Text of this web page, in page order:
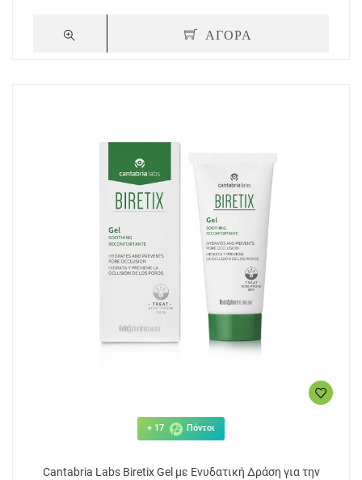
ΑΓΟΡΑ
+ 17 Πόντοι
Cantabria Labs Biretix Gel με Ενυδατική Δράση για την